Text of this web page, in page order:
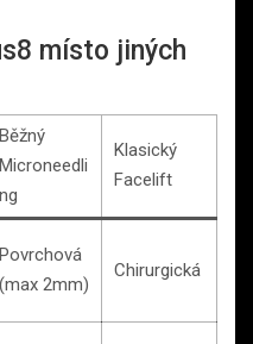
místo jiných
Běžný
Microneedli
ng
Klasický
Facelift
Povrchová
(max 2mm)
Chirurgická